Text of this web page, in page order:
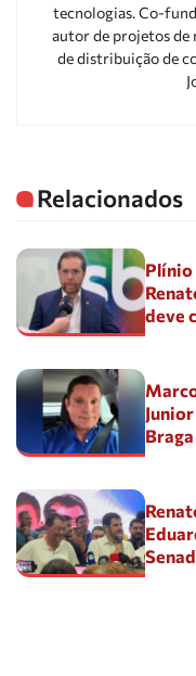
tecnologias. Co-
autor de projetos de
de distribuição de
Relacionados
Plínio
deve